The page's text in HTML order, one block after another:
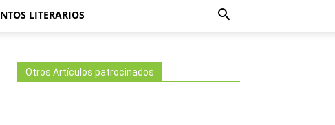
LITERARIOS
Otros Artículos patrocinados